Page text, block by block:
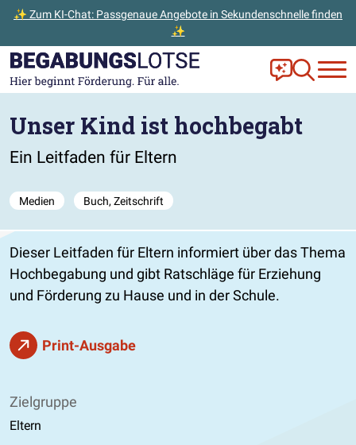
✨ Zum KI-Chat: Passgenaue Angebote in Sekundenschnelle finden
✨
Zum Hauptinhalt der Seite springen
Zur Startseite gehen Frag Ella!
Zur
Unser Kind ist hochbegabt
Ein Leitfaden für Eltern
Medien Buch, Zeitschrift
Dieser Leitfaden für Eltern informiert über das Thema
Hochbegabung und gibt Ratschläge für Erziehung
und Förderung zu Hause und in der Schule.
Print-Ausgabe
Zielgruppe
Eltern